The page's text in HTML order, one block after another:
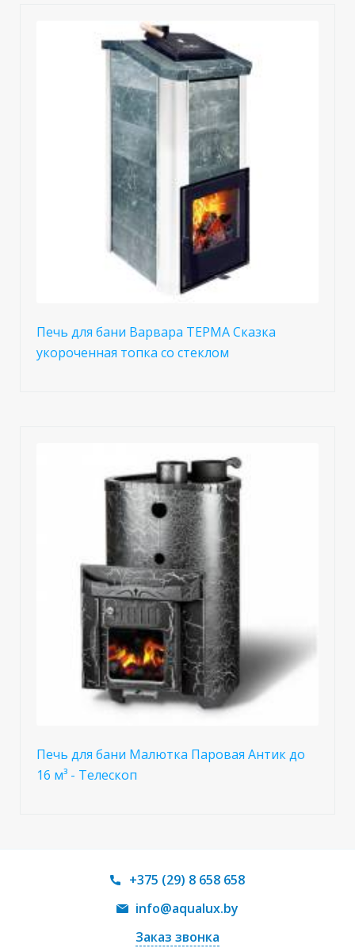
Печь для бани Варвара ТЕРМА Сказка
укороченная топка со стеклом
Печь для бани Малютка Паровая Антик до
16 м³ - Телескоп
+375 (29) 8 658 658
info@aqualux.by
Заказ звонка